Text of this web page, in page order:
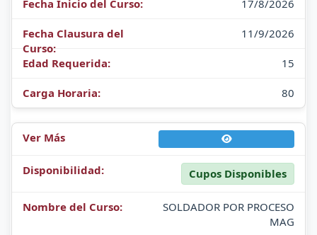
17/8/2026
11/9/2026
15
80
Cupos Disponibles
SOLDADOR POR PROCESO
MAG